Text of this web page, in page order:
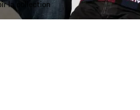
la collection